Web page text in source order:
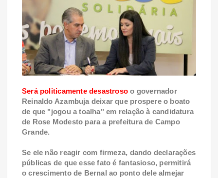
Será politicamente desastroso o governador
Reinaldo Azambuja deixar que prospere o boato
de que "jogou a toalha" em relação à candidatura
de Rose Modesto para a prefeitura de Campo
Grande.
Se ele não reagir com firmeza, dando declarações
públicas de que esse fato é fantasioso, permitirá
o crescimento de Bernal ao ponto dele almejar